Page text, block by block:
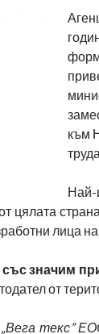
към
Най-
цялата
лица
със значим
от
текс”